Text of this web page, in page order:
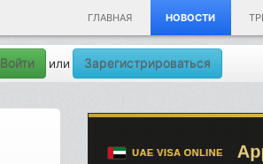
ГЛАВНАЯ НОВОСТИ
Войти или Зарегистрироваться